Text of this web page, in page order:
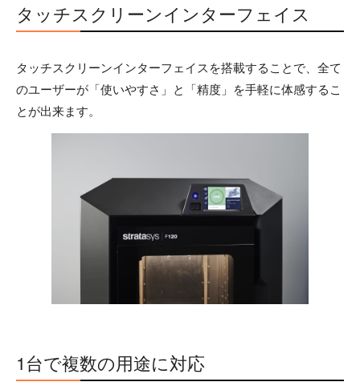
タッチスクリーンインターフェイス
タッチスクリーンインターフェイスを搭載することで、全て
のユーザーが「使いやすさ」と「精度」を手軽に体感するこ
とが出来ます。
1台で複数の用途に対応